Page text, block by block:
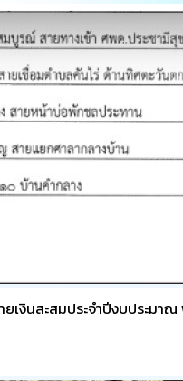
งินสะสมประจำปีงบประม